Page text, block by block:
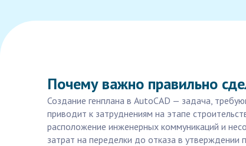
Почему важно правильно
Создание генплана в AutoCAD — задача,
приводит к затруднениям на этапе
расположение инженерных коммуникаций и
затрат на переделки до отказа в